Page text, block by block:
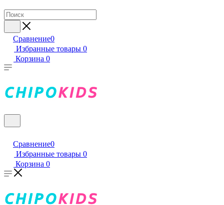
Сравнение0
Избранные товары 0
Корзина 0
Сравнение0
Избранные товары 0
Корзина 0